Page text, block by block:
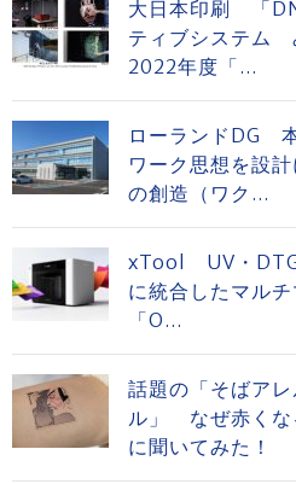
大日本印刷 「
ティブシステム
2022年度「...
ローランドDG
ワーク思想を設
の創造（ワク...
xTool UV・DTG
に統合したマル
「O...
話題の「そばア
ル」 なぜ赤くな
に聞いてみた！